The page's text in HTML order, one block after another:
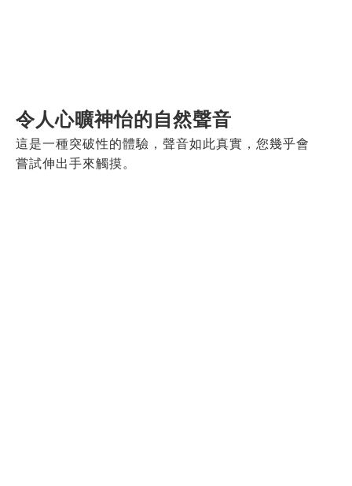
令人心曠神怡的自然聲音
這是一種突破性的體驗，聲音如此真實，您幾乎會
嘗試伸出手來觸摸。